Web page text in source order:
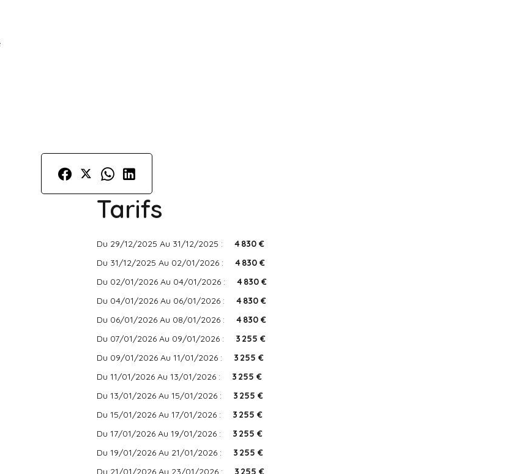
Tarifs
Du 29/12/2025 Au 31/12/2025 :
4 830 €
Du 31/12/2025 Au 02/01/2026 :
4 830 €
Du 02/01/2026 Au 04/01/2026 :
4 830 €
Du 04/01/2026 Au 06/01/2026 :
4 830 €
Du 06/01/2026 Au 08/01/2026 :
4 830 €
Du 07/01/2026 Au 09/01/2026 :
3 255 €
Du 09/01/2026 Au 11/01/2026 :
3 255 €
Du 11/01/2026 Au 13/01/2026 :
3 255 €
Du 13/01/2026 Au 15/01/2026 :
3 255 €
Du 15/01/2026 Au 17/01/2026 :
3 255 €
Du 17/01/2026 Au 19/01/2026 :
3 255 €
Du 19/01/2026 Au 21/01/2026 :
3 255 €
Du 21/01/2026 Au 23/01/2026 :
3 255 €